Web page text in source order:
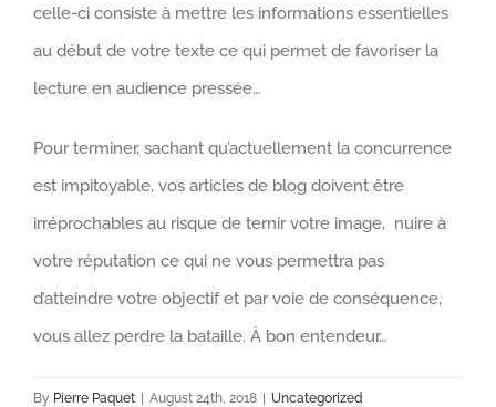
celle-ci consiste à mettre les informations essentielles
au début de votre texte ce qui permet de favoriser la
lecture en audience pressée…
Pour terminer, sachant qu’actuellement la concurrence
est impitoyable, vos articles de blog doivent être
irréprochables au risque de ternir votre image, nuire à
votre réputation ce qui ne vous permettra pas
d’atteindre votre objectif et par voie de conséquence,
vous allez perdre la bataille. À bon entendeur…
By Pierre Paquet | August 24th, 2018 | Uncategorized